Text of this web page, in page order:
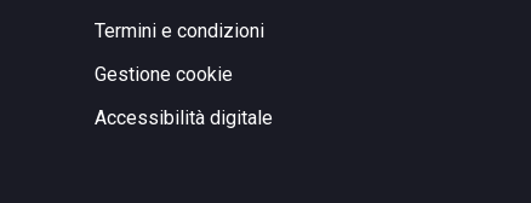
Termini e condizioni
Gestione cookie
Accessibilità digitale